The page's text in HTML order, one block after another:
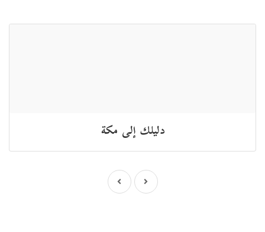
دليلك إلى مكة